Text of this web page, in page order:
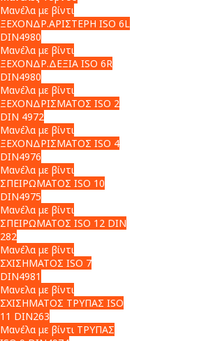
Μανέλα με βίντι
ΞΕΧΟΝΔΡ.ΑΡΙΣΤΕΡΗ ISO 6L
DIN4980
Μανέλα με βίντι
ΞΕΧΟΝΔΡ.ΔΕΞΙΑ ISO 6R
DIN4980
Μανέλα με βίντι
ΞΕΧΟΝΔΡΙΣΜΑΤΟΣ ISO 2
DIN 4972
Μανέλα με βίντι
ΞΕΧΟΝΔΡΙΣΜΑΤΟΣ ISO 4
DIN4976
Μανέλα με βίντι
ΣΠΕΙΡΩΜΑΤΟΣ ISO 10
DIN4975
Μανέλα με βίντι
ΣΠΕΙΡΩΜΑΤΟΣ ISO 12 DIN
282
Μανέλα με βίντι
ΣΧΙΣΗΜΑΤΟΣ ISO 7
DIN4981
Μανελα με βίντι
ΣΧΙΣΗΜΑΤΟΣ ΤΡΥΠΑΣ ISO
11 DIN263
Μανέλα με βίντι ΤΡΥΠΑΣ